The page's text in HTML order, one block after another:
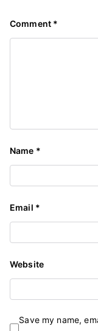
Comment *
Name *
Email *
Website
Save my name,